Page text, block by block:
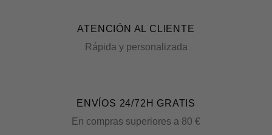
ATENCIÓN AL CLIENTE
Rápida y personalizada
ENVÍOS 24/72H GRATIS
En compras superiores a 80 €